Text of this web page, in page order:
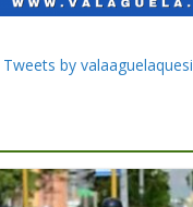
Tweets by valaaguelaquesi